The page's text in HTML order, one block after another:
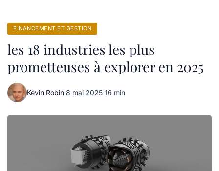
FINANCEMENT ET GESTION
les 18 industries les plus
prometteuses à explorer en 2025
Kévin Robin·8 mai 2025·16 min